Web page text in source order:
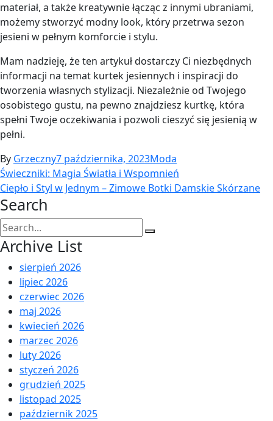
materiał, a także kreatywnie łącząc z innymi ubraniami,
możemy stworzyć modny look, który przetrwa sezon
jesieni w pełnym komforcie i stylu.
Mam nadzieję, że ten artykuł dostarczy Ci niezbędnych
informacji na temat kurtek jesiennych i inspiracji do
tworzenia własnych stylizacji. Niezależnie od Twojego
osobistego gustu, na pewno znajdziesz kurtkę, która
spełni Twoje oczekiwania i pozwoli cieszyć się jesienią w
pełni.
By Grzeczny7 października, 2023Moda
Nawigacja
wpisu
Świeczniki: Magia Światła i Wspomnień
Ciepło i Styl w Jednym – Zimowe Botki Damskie Skórzane
Search
Search
for:
Archive List
sierpień 2026
lipiec 2026
czerwiec 2026
maj 2026
kwiecień 2026
marzec 2026
luty 2026
styczeń 2026
grudzień 2025
listopad 2025
październik 2025